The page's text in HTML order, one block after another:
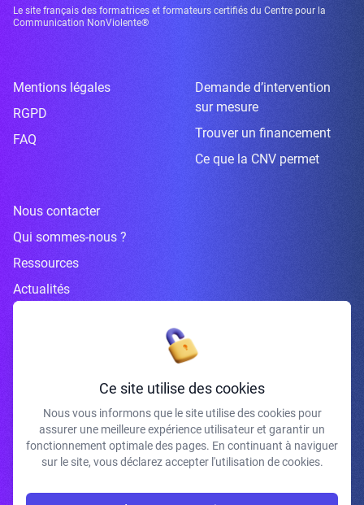
Le site français des formatrices et formateurs certifiés du Centre pour la
Communication NonViolente®
Mentions légales
RGPD
FAQ
Demande d’intervention
sur mesure
Trouver un financement
Ce que la CNV permet
Nous contacter
Qui sommes-nous ?
Ressources
Actualités
Inscrivez-vous à la newsletter
J'accepte de recevoir vos e-mails et confirme avoir pris connaissance de
votre politique de confidentialité et mentions légales.
Ce site utilise des cookies
Nous vous informons que le site utilise des cookies pour
assurer une meilleure expérience utilisateur et garantir un
fonctionnement optimale des pages. En continuant à naviguer
sur le site, vous déclarez accepter l'utilisation de cookies.